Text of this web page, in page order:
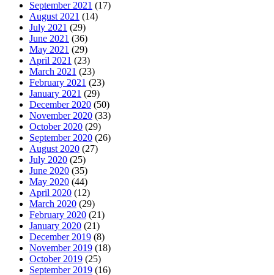
September 2021 (17)
August 2021 (14)
July 2021 (29)
June 2021 (36)
May 2021 (29)
April 2021 (23)
March 2021 (23)
February 2021 (23)
January 2021 (29)
December 2020 (50)
November 2020 (33)
October 2020 (29)
September 2020 (26)
August 2020 (27)
July 2020 (25)
June 2020 (35)
May 2020 (44)
April 2020 (12)
March 2020 (29)
February 2020 (21)
January 2020 (21)
December 2019 (8)
November 2019 (18)
October 2019 (25)
September 2019 (16)